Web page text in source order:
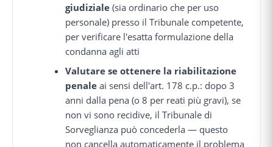
giudiziale (sia ordinario che per uso
personale) presso il Tribunale competente,
per verificare l'esatta formulazione della
condanna agli atti
Valutare se ottenere la riabilitazione
penale ai sensi dell'art. 178 c.p.: dopo 3
anni dalla pena (o 8 per reati più gravi), se
non vi sono recidive, il Tribunale di
Sorveglianza può concederla — questo
non cancella automaticamente il problema